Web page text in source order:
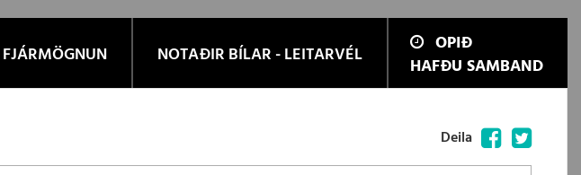
FJÁRMÖGNUN NOTAÐIR BÍLAR - LEITARVÉL
OPIÐ
HAFÐU SAMBAND
Deila FacebookTwitter